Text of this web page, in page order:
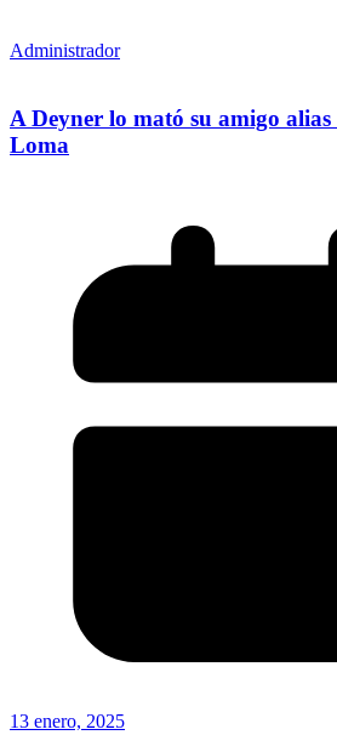
Administrador
A Deyner lo mató su amigo alias
Loma
13 enero, 2025